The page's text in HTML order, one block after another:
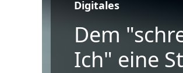
Digitales
Dem
Ich" eine